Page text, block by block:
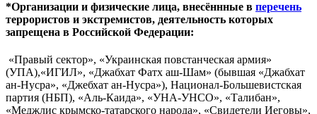
*Организации и физические лица, внесённные в перечень
террористов и экстремистов, деятельность которых
запрещена в Российской Федерации:
«Правый сектор», «Украинская повстанческая армия»
(УПА),«ИГИЛ», «Джабхат Фатх аш-Шам» (бывшая «Джабхат
ан-Нусра», «Джебхат ан-Нусра»), Национал-Большевистская
партия (НБП), «Аль-Каида», «УНА-УНСО», «Талибан»,
«Меджлис крымско-татарского народа», «Свидетели Иеговы»,